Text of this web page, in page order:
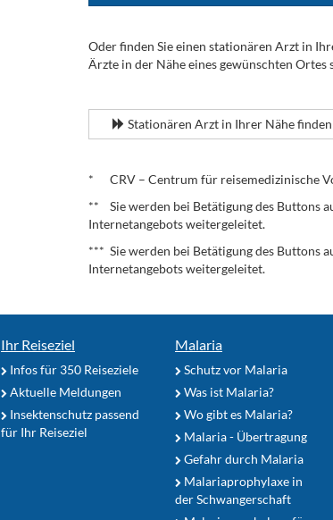
Oder finden Sie einen stationären Arzt in
Ärzte in der Nähe eines gewünschten
Stationären Arzt in Ihrer Nähe finden
* CRV – Centrum für reisemedizinische
** Sie werden bei Betätigung des Buttons
Internetangebots weitergeleitet.
*** Sie werden bei Betätigung des Buttons
Internetangebots weitergeleitet.
Ihr Reiseziel
Infos für 350 Reiseziele
Aktuelle Meldungen
Insektenschutz passend
für Ihr Reiseziel
Malaria
Schutz vor Malaria
Was ist Malaria?
Wo gibt es Malaria?
Malaria - Übertragung
Gefahr durch Malaria
Malariaprophylaxe in
der Schwangerschaft